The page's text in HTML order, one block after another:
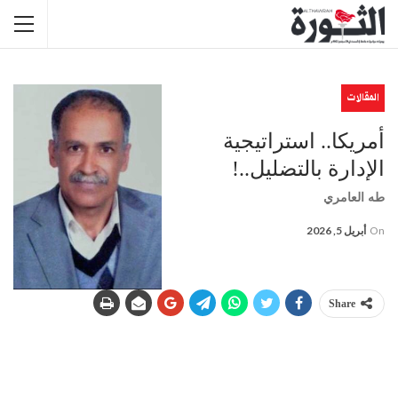
المقالات
أمريكا.. استراتيجية
الإدارة بالتضليل..!
طه العامري
On أبريل 5, 2026
Share